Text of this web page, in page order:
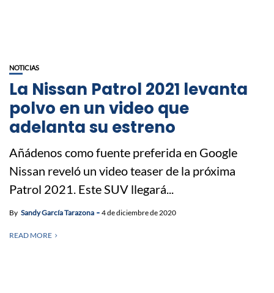
NOTICIAS
La Nissan Patrol 2021 levanta
polvo en un video que
adelanta su estreno
Añádenos como fuente preferida en Google
Nissan reveló un video teaser de la próxima
Patrol 2021. Este SUV llegará...
By Sandy García Tarazona 4 de diciembre de 2020
READ MORE